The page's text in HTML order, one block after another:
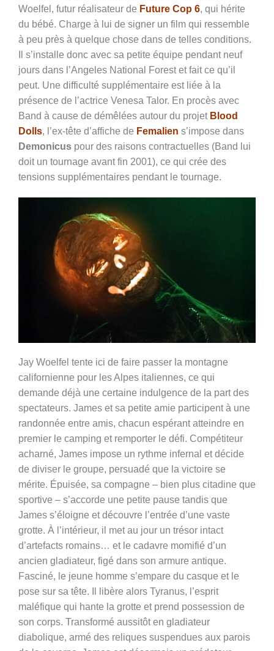
Woelfel, futur réalisateur de Future Cop 6, qui hérite
du bébé. Charge à lui de signer un film qui ressemble
à peu près à quelque chose dans de telles conditions.
Il s’installe donc avec sa petite équipe pendant neuf
jours dans l’Angeles National Forest et fait ce qu’il
peut. Une difficulté supplémentaire est liée à la
présence de l’actrice Venesa Talor. En procès avec
Band à cause de démêlées autour du projet Blood
Dolls, l’ex-tête d’affiche de Femalien s’impose dans
Demonicus pour des raisons contractuelles (Band lui
doit un tournage avant fin 2001), ce qui crée des
tensions supplémentaires pendant le tournage.
Jay Woelfel tente ici de faire passer la montagne
californienne pour les Alpes italiennes, ce qui
demande déjà une certaine indulgence de la part des
spectateurs. James et sa petite amie participent à une
randonnée entre amis, chacun espérant atteindre en
premier le camping et remporter le défi. Compétiteur
acharné, James impose un rythme infernal et décide
de diviser le groupe, persuadé que la victoire se
mérite. Épuisée, sa compagne – bien plus citadine que
sportive – s’accorde une petite pause tandis que
James s’éloigne et découvre l’entrée d’une vaste
grotte. À l’intérieur, il met au jour un trésor intact
d’artefacts romains… et le cadavre momifié d’un
ancien gladiateur, figé dans son armure antique.
Fasciné, le jeune homme s’empare du casque et le
pose sur sa tête. Il libère alors Tyranus, l’esprit
maléfique qui hante la grotte et prend possession de
son corps. Transformé aussitôt en gladiateur
diabolique, armé des reliques suspendues aux parois